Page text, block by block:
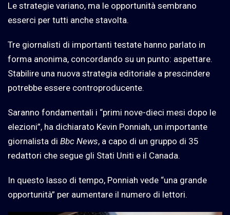
Le strategie variano, ma le opportunità sembrano
esserci per tutti anche stavolta.
Tre giornalisti di importanti testate hanno parlato in
forma anonima, concordando su un punto: aspettare.
Stabilire una nuova strategia editoriale a prescindere
potrebbe essere controproducente.
Saranno fondamentali i “primi nove-dieci mesi dopo le
elezioni”, ha dichiarato Kevin Ponniah, un importante
giornalista di Bbc News, a capo di un gruppo di 35
redattori che segue gli Stati Uniti e il Canada.
In questo lasso di tempo, Ponniah vede “una grande
opportunità” per aumentare il numero di lettori.